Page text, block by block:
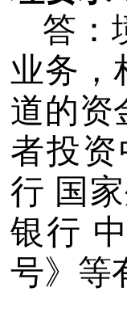
答：
业务，
道的资
者投
行 国
银行
号》等